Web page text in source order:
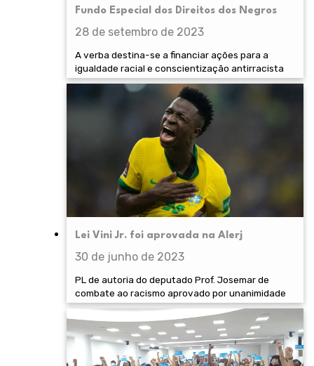
Fundo Especial dos Direitos dos Negros
28 de setembro de 2023
A verba destina-se a financiar ações para a
igualdade racial e conscientização antirracista
Lei Vini Jr. foi aprovada na Alerj
30 de junho de 2023
PL de autoria do deputado Prof. Josemar de
combate ao racismo aprovado por unanimidade